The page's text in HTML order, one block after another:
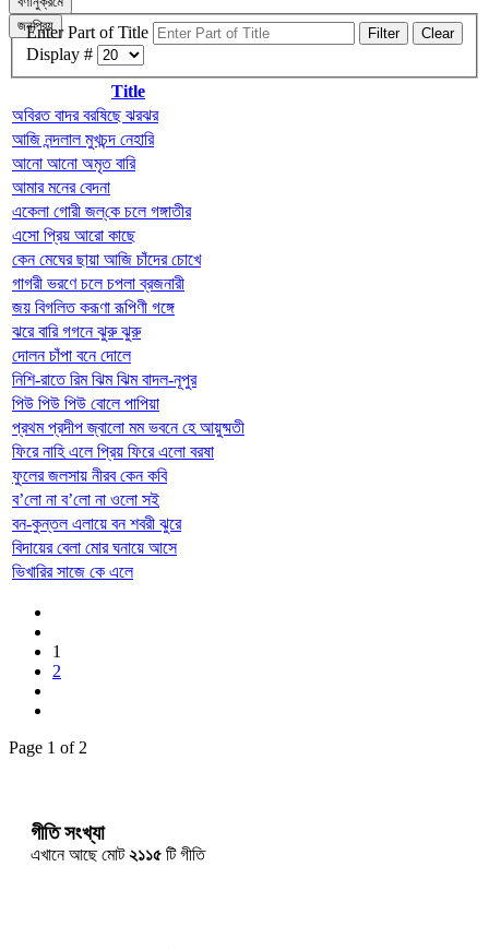
জনপ্রিয়
Enter Part of Title Filter Clear
Display #
Title
অবিরত বাদর বরষিছে ঝরঝর
আজি নন্দলাল মুখচন্দ নেহারি
আনো আনো অমৃত বারি
আমার মনের বেদনা
একেলা গোরী জল্‌কে চলে গঙ্গাতীর
এসো প্রিয় আরো কাছে
কেন মেঘের ছায়া আজি চাঁদের চোখে
গাগরী ভরণে চলে চপলা ব্রজনারী
জয় বিগলিত করূণা রূপিণী গঙ্গে
ঝরে বারি গগনে ঝুরু ঝুরু
দোলন চাঁপা বনে দোলে
নিশি-রাতে রিম ঝিম ঝিম বাদল-নূপুর
পিউ পিউ পিউ বোলে পাপিয়া
প্রথম প্রদীপ জ্বালো মম ভবনে হে আয়ুষ্মতী
ফিরে নাহি এলে প্রিয় ফিরে এলো বরষা
ফুলের জলসায় নীরব কেন কবি
ব’লো না ব’লো না ওলো সই
বন-কুন্তল এলায়ে বন শবরী ঝুরে
বিদায়ের বেলা মোর ঘনায়ে আসে
ভিখারির সাজে কে এলে
1
2
Page 1 of 2
গীতি সংখ্যা
এখানে আছে মোট২১১৫ টি গীতি